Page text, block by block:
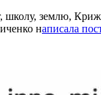
школу, землю,
написала